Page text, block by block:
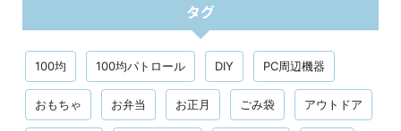
タグ
100均 100均パトロール DIY PC周辺機器
おもちゃ お弁当 お正月 ごみ袋 アウトドア